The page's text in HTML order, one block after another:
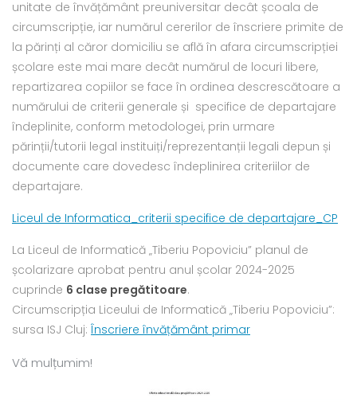
unitate de învățământ preuniversitar decât școala de
circumscripție, iar numărul cererilor de înscriere primite de
la părinți al căror domiciliu se află în afara circumscripției
școlare este mai mare decât numărul de locuri libere,
repartizarea copiilor se face în ordinea descrescătoare a
numărului de criterii generale și specifice de departajare
îndeplinite, conform metodologei, prin urmare
părinții/tutorii legal instituiți/reprezentanții legali depun și
documente care dovedesc îndeplinirea criteriilor de
departajare.
Liceul de Informatica_criterii specifice de departajare_CP
La Liceul de Informatică „Tiberiu Popoviciu” planul de
școlarizare aprobat pentru anul școlar 2024-2025
cuprinde 6 clase pregătitoare.
Circumscripția Liceului de Informatică „Tiberiu Popoviciu”:
sursa ISJ Cluj: Înscriere învățământ primar
Vă mulțumim!